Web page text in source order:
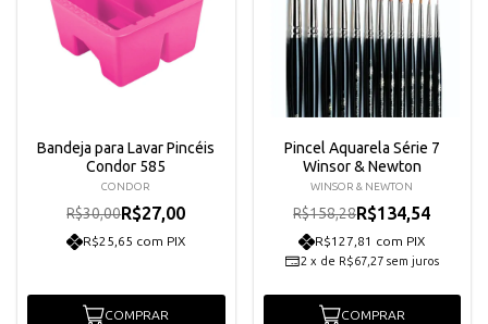
Bandeja para Lavar Pincéis
Condor 585
CONDOR
R$30,00R$27,00
R$25,65 com PIX
COMPRAR
Pincel Aquarela Série 7
Winsor & Newton
WINSOR & NEWTON
R$158,28R$134,54
R$127,81 com PIX
2 x de R$67,27 sem juros
COMPRAR